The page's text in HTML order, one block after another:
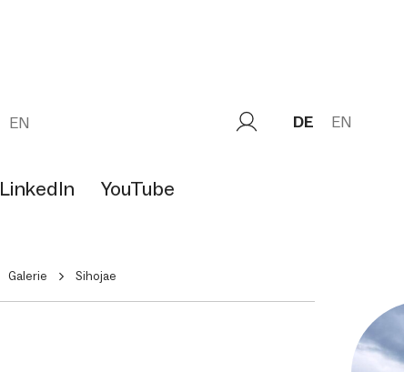
EN
LinkedIn YouTube
DE EN
Galerie Sihojae